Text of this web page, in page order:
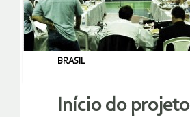
BRASIL
Início do projeto